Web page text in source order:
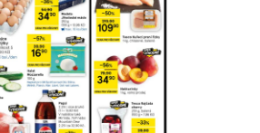
Stáhnout